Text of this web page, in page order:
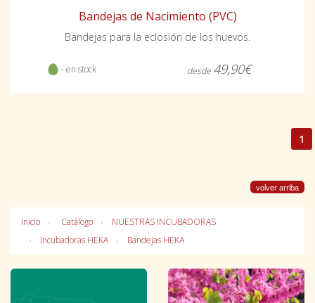
Bandejas de Nacimiento (PVC)
Bandejas para la eclosión de los huevos.
- en stock desde 49,90€
1
volver arriba
Inicio Catálogo
NUESTRAS INCUBADORAS
Incubadoras HEKA
Bandejas HEKA